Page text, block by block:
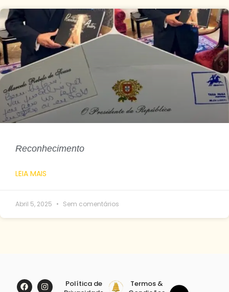
Reconhecimento
LEIA MAIS
Abril 5, 2025 Sem comentários
Política de
Termos &